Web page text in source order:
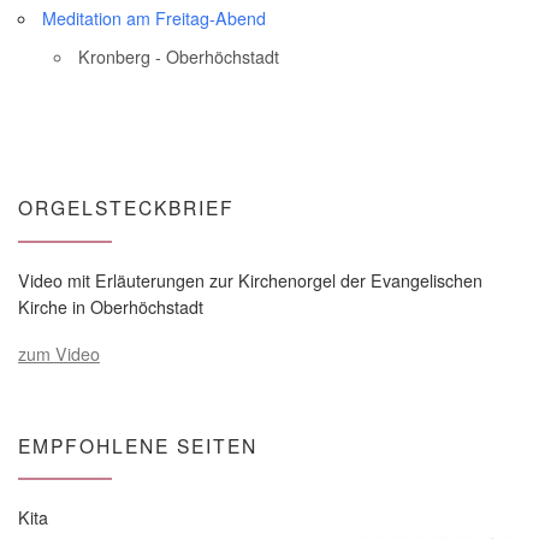
Meditation am Freitag-Abend
Kronberg - Oberhöchstadt
ORGELSTECKBRIEF
Video mit Erläuterungen zur Kirchenorgel der Evangelischen
Kirche in Oberhöchstadt
zum Video
EMPFOHLENE SEITEN
Kita